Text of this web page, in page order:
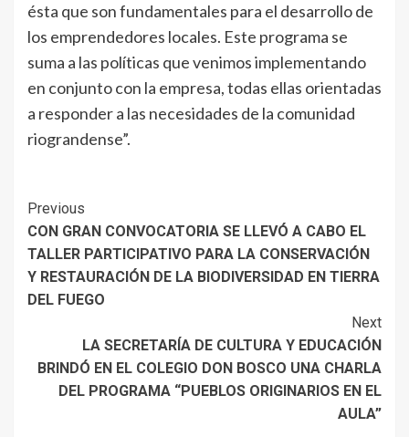
ésta que son fundamentales para el desarrollo de
los emprendedores locales. Este programa se
suma a las políticas que venimos implementando
en conjunto con la empresa, todas ellas orientadas
a responder a las necesidades de la comunidad
riograndense”.
Continue
Reading
Previous
CON GRAN CONVOCATORIA SE LLEVÓ A CABO EL
TALLER PARTICIPATIVO PARA LA CONSERVACIÓN
Y RESTAURACIÓN DE LA BIODIVERSIDAD EN TIERRA
DEL FUEGO
Next
LA SECRETARÍA DE CULTURA Y EDUCACIÓN
BRINDÓ EN EL COLEGIO DON BOSCO UNA CHARLA
DEL PROGRAMA “PUEBLOS ORIGINARIOS EN EL
AULA”